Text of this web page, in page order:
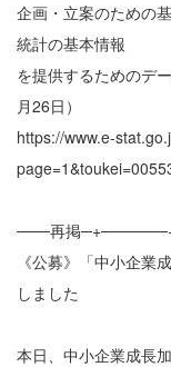
企画・立案のための
統計の基本情報
を提供するためのデ
月26日）
https://www.e-
───再掲
《公募》「中小企業
しました
本日、中小企業成長